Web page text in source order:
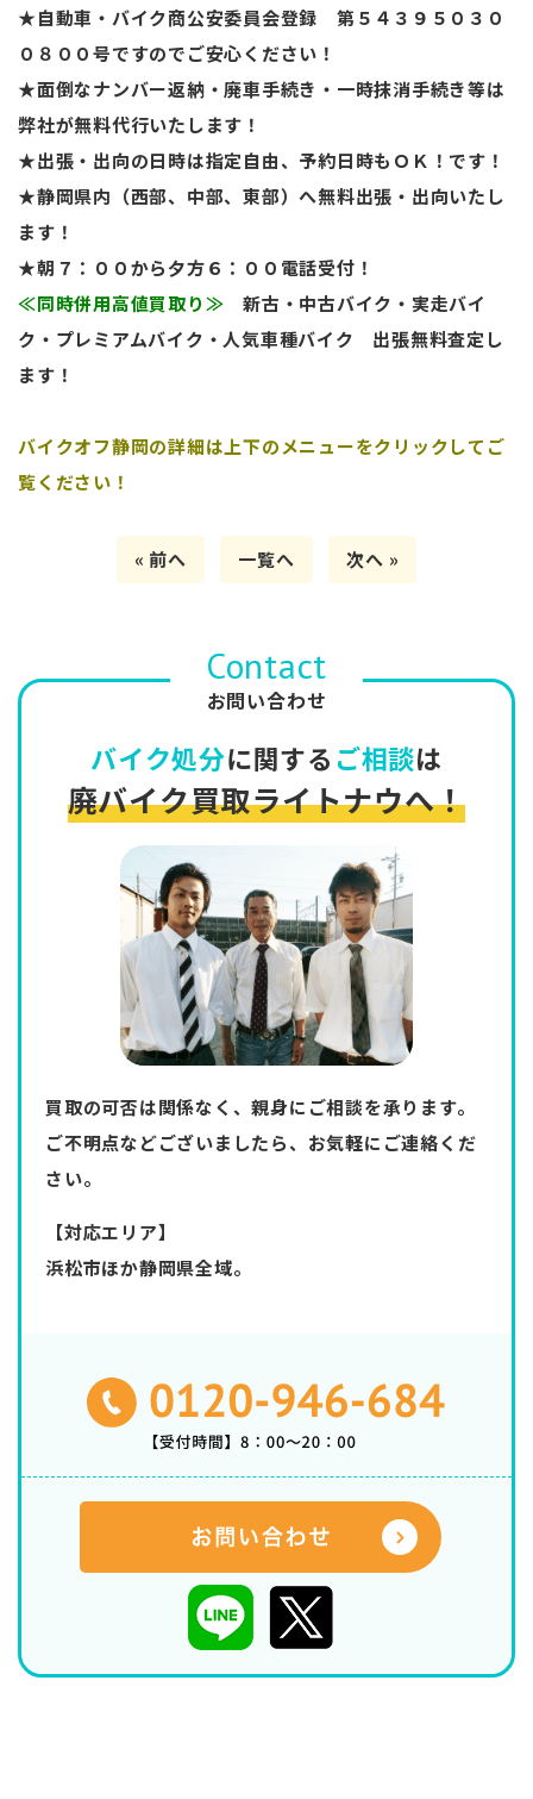
★自動車・バイク商公安委員会登録 第５４３９５０３０
０８００号ですのでご安心ください！
★面倒なナンバー返納・廃車手続き・一時抹消手続き等は
弊社が無料代行いたします！
★出張・出向の日時は指定自由、予約日時もＯＫ！です！
★静岡県内（西部、中部、東部）へ無料出張・出向いたし
ます！
★朝７：００から夕方６：００電話受付！
≪同時併用高値買取り≫ 新古・中古バイク・実走バイ
ク・プレミアムバイク・人気車種バイク
出張無料査定し
ます！
バイクオフ静岡の詳細は上下のメニューをクリックしてご
覧ください！
« 前へ 一覧へ 次へ »
Contact
お問い合わせ
バイク処分に関する ご相談は
廃バイク買取ライトナウへ！
買取の可否は関係なく、親身にご相談を承ります。
ご不明点などございましたら、お気軽にご連絡くだ
さい。
【対応エリア】
浜松市ほか静岡県全域。